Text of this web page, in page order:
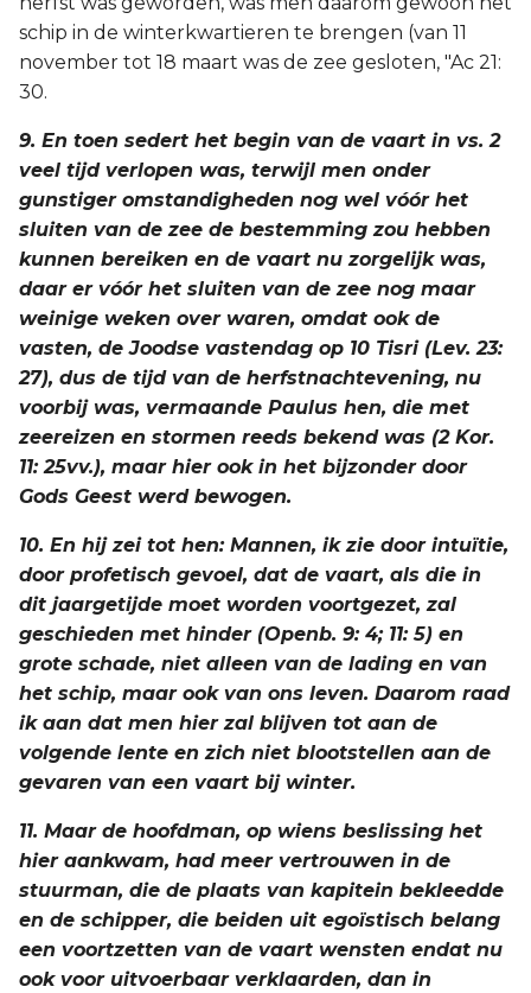
schip in de winterkwartieren te brengen (van 11
november tot 18 maart was de zee gesloten, "Ac 21:
30.
9. En toen sedert het begin van de vaart in vs. 2
veel tijd verlopen was, terwijl men onder
gunstiger omstandigheden nog wel vóór het
sluiten van de zee de bestemming zou hebben
kunnen bereiken en de vaart nu zorgelijk was,
daar er vóór het sluiten van de zee nog maar
weinige weken over waren, omdat ook de
vasten, de Joodse vastendag op 10 Tisri (Lev. 23:
27), dus de tijd van de herfstnachtevening, nu
voorbij was, vermaande Paulus hen, die met
zeereizen en stormen reeds bekend was (2 Kor.
11: 25vv.), maar hier ook in het bijzonder door
Gods Geest werd bewogen.
10. En hij zei tot hen: Mannen, ik zie door intuïtie,
door profetisch gevoel, dat de vaart, als die in
dit jaargetijde moet worden voortgezet, zal
geschieden met hinder (Openb. 9: 4; 11: 5) en
grote schade, niet alleen van de lading en van
het schip, maar ook van ons leven. Daarom raad
ik aan dat men hier zal blijven tot aan de
volgende lente en zich niet blootstellen aan de
gevaren van een vaart bij winter.
11. Maar de hoofdman, op wiens beslissing het
hier aankwam, had meer vertrouwen in de
stuurman, die de plaats van kapitein bekleedde
en de schipper, die beiden uit egoïstisch belang
een voortzetten van de vaart wensten endat nu
ook voor uitvoerbaar verklaarden, dan in